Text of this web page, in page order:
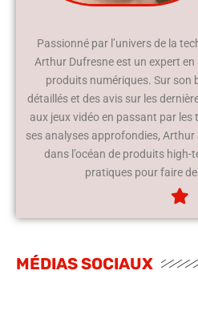
Passionné par l’univers de la
Arthur Dufresne est un expert
produits numériques. Sur son
détaillés et des avis sur les
aux jeux vidéo en passant par les
ses analyses approfondies,
dans l’océan de produits
pratiques pour faire
MÉDIAS SOCIAUX